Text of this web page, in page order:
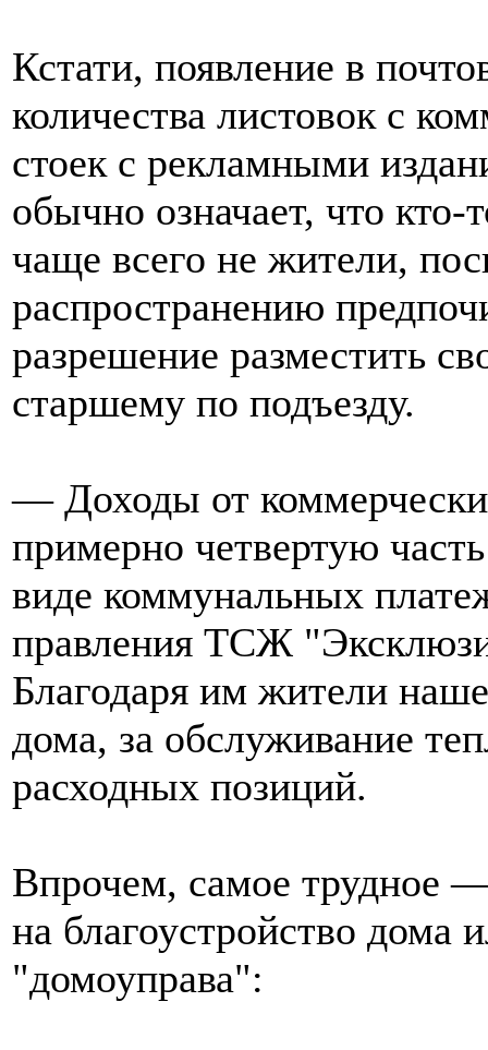
Кстати, появление в
количества листовок с
стоек с рекламными
обычно означает, что
чаще всего не жители,
распространению
разрешение разместить
старшему по подъезду.
— Доходы от
примерно четвертую
виде коммунальных
правления ТСЖ
Благодаря им жители
дома, за обслуживание
расходных позиций.
Впрочем, самое трудное
на благоустройство дома
"домоуправа":